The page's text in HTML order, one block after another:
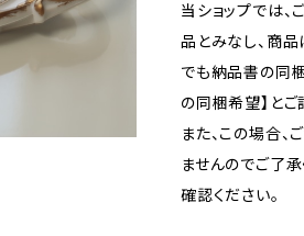
当ショップでは
品とみなし、商
でも納品書の同
の同梱希望】とご
また、この場合
ませんのでご了
確認ください。